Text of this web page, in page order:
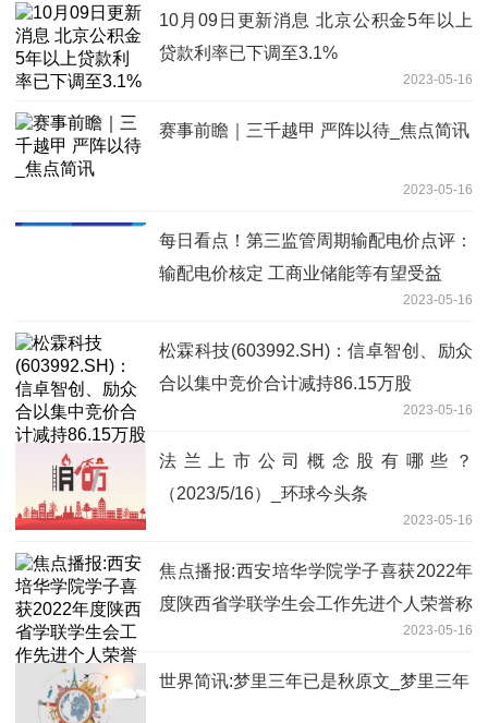
10月09日更新消息 北京公积金5年以上
贷款利率已下调至3.1%
2023-05-16
赛事前瞻｜三千越甲 严阵以待_焦点简讯
2023-05-16
每日看点！第三监管周期输配电价点评：
输配电价核定 工商业储能等有望受益
2023-05-16
松霖科技(603992.SH)：信卓智创、励众
合以集中竞价合计减持86.15万股
2023-05-16
法兰上市公司概念股有哪些？
（2023/5/16）_环球今头条
2023-05-16
焦点播报:西安培华学院学子喜获2022年
度陕西省学联学生会工作先进个人荣誉称
2023-05-16
世界简讯:梦里三年已是秋原文_梦里三年